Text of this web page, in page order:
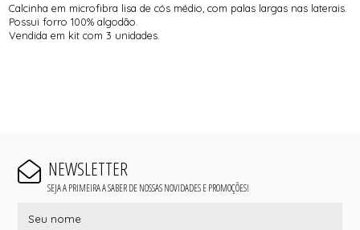
Calcinha em microfibra lisa de cós médio, com palas largas nas laterais.
Possui forro 100% algodão.
Vendida em kit com 3 unidades.
NEWSLETTER
SEJA A PRIMEIRA A SABER DE NOSSAS NOVIDADES E PROMOÇÕES!